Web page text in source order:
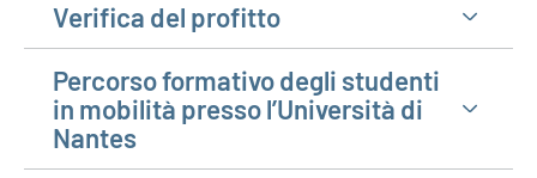
Verifica del profitto
Percorso formativo degli studenti
in mobilità presso l’Università di
Nantes